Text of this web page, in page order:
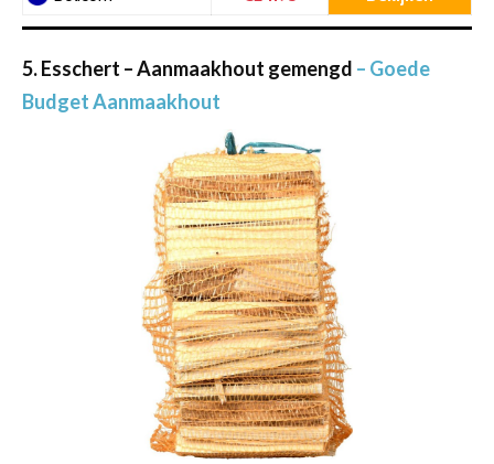
5. Esschert – Aanmaakhout gemengd – Goede
Budget Aanmaakhout